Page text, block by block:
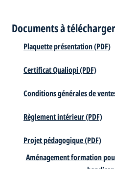
Documents à télécharger
Plaquette présentation (PDF)
Certificat Qualiopi (PDF)
Conditions générales de
Règlement intérieur (PDF)
Projet pédagogique (PDF)
Aménagement formation